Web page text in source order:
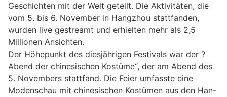
Geschichten mit der Welt geteilt. Die Aktivitäten, die
vom 5. bis 6. November in Hangzhou stattfanden,
wurden live gestreamt und erhielten mehr als 2,5
Millionen Ansichten.
Der Höhepunkt des diesjährigen Festivals war der ?
Abend der chinesischen Kostüme“, der am Abend des
5. Novembers stattfand. Die Feier umfasste eine
Modenschau mit chinesischen Kostümen aus den Han-